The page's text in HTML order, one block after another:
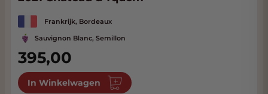
Frankrijk, Bordeaux
Sauvignon Blanc, Semillon
395,00
In Winkelwagen